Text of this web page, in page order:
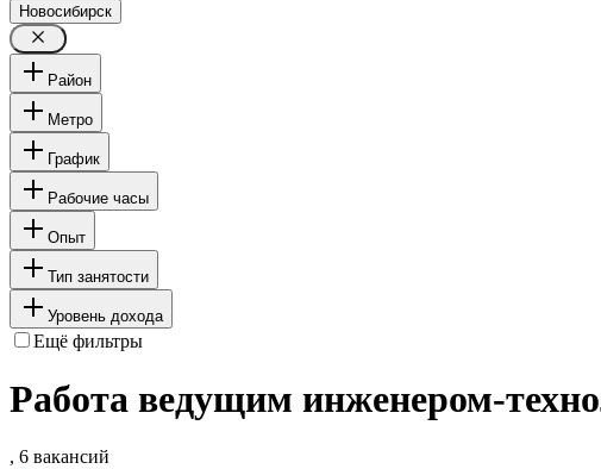
Новосибирск
Район
Метро
График
Рабочие часы
Опыт
Тип занятости
Уровень дохода
Ещё фильтры
Работа ведущим инженером-
, 6 вакансий